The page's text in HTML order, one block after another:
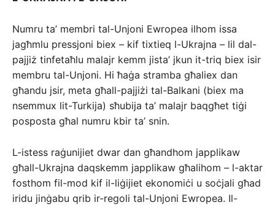
Numru ta’ membri tal-Unjoni Ewropea ilhom issa
jagħmlu pressjoni biex – kif tixtieq l-Ukrajna – lil dal-
pajjiż tinfetaħlu malajr kemm jista’ jkun it-triq biex isir
membru tal-Unjoni. Hi ħaġa stramba għaliex dan
għandu jsir, meta għall-pajjiżi tal-Balkani (biex ma
nsemmux lit-Turkija) sħubija ta’ malajr baqgħet tiġi
posposta għal numru kbir ta’ snin.
L-istess raġunijiet dwar dan għandhom japplikaw
għall-Ukrajna daqskemm japplikaw għalihom – l-aktar
fosthom fil-mod kif il-liġijiet ekonomiċi u soċjali għad
iridu jinġabu qrib ir-regoli tal-Unjoni Ewropea. Il-